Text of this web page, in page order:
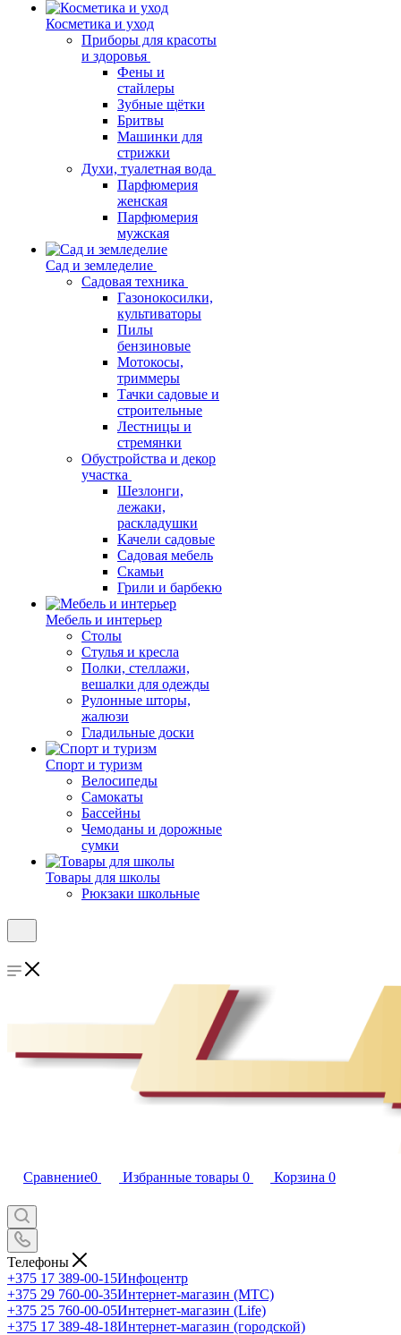
Косметика и уход
Приборы для красоты
и здоровья
Фены и
стайлеры
Зубные щётки
Бритвы
Машинки для
стрижки
Духи, туалетная вода
Парфюмерия
женская
Парфюмерия
мужская
Сад и земледелие
Садовая техника
Газонокосилки,
культиваторы
Пилы
бензиновые
Мотокосы,
триммеры
Тачки садовые и
строительные
Лестницы и
стремянки
Обустройства и декор
участка
Шезлонги,
лежаки,
раскладушки
Качели садовые
Садовая мебель
Скамьи
Грили и барбекю
Мебель и интерьер
Столы
Стулья и кресла
Полки, стеллажи,
вешалки для одежды
Рулонные шторы,
жалюзи
Гладильные доски
Спорт и туризм
Велосипеды
Самокаты
Бассейны
Чемоданы и дорожные
сумки
Товары для школы
Рюкзаки школьные
Сравнение0 Избранные товары 0 Корзина 0
Телефоны
+375 17 389-00-15Инфоцентр
+375 29 760-00-35Интернет-магазин (МТС)
+375 25 760-00-05Интернет-магазин (Life)
+375 17 389-48-18Интернет-магазин (городской)